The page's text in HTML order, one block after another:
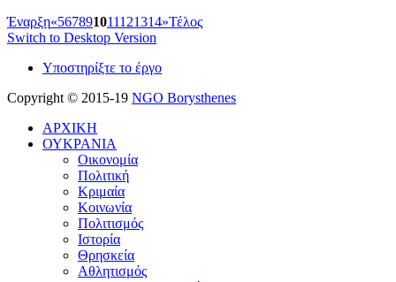
Έναρξη«567891011121314»Τέλος
Switch to Desktop Version
Υποστηρίξτε το έργο
Copyright © 2015-19 NGO Borysthenes
ΑΡΧΙΚΗ
ΟΥΚΡΑΝΙΑ
Οικονομία
Πολιτική
Κριμαία
Κοινωνία
Πολιτισμός
Ιστορία
Θρησκεία
Αθλητισμός